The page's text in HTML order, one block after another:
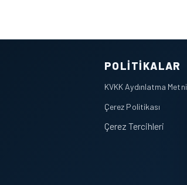
POLITIKALAR
KVKK Aydınlatma Metni
Çerez Politikası
Çerez Tercihleri